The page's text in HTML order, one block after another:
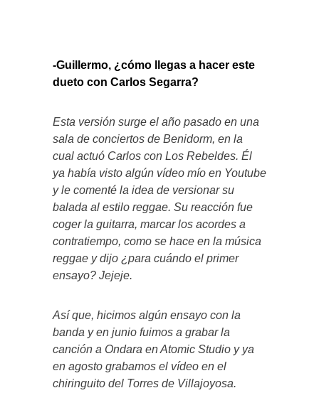
-Guillermo, ¿cómo llegas a hacer este
dueto con Carlos Segarra?
Esta versión surge el año pasado en una
sala de conciertos de Benidorm, en la
cual actuó Carlos con Los Rebeldes. Él
ya había visto algún vídeo mío en Youtube
y le comenté la idea de versionar su
balada al estilo reggae. Su reacción fue
coger la guitarra, marcar los acordes a
contratiempo, como se hace en la música
reggae y dijo ¿para cuándo el primer
ensayo? Jejeje.
Así que, hicimos algún ensayo con la
banda y en junio fuimos a grabar la
canción a Ondara en Atomic Studio y ya
en agosto grabamos el vídeo en el
chiringuito del Torres de Villajoyosa.